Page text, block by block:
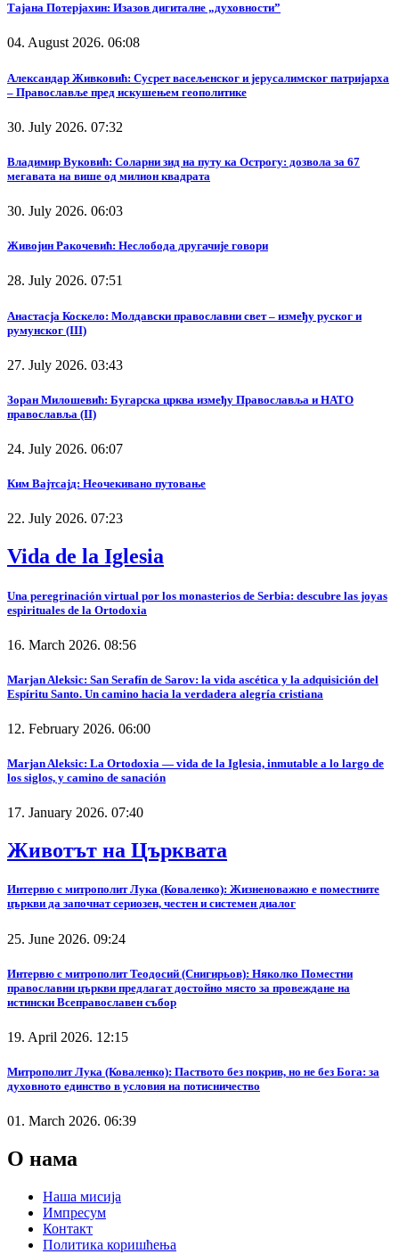
Тајана Потерјахин: Изазов дигиталне „духовности”
04. August 2026. 06:08
Александар Живковић: Сусрет васељенског и јерусалимског патријарха
– Православље пред искушењем геополитике
30. July 2026. 07:32
Владимир Вуковић: Соларни зид на путу ка Острогу: дозвола за 67
мегавата на више од милион квадрата
30. July 2026. 06:03
Живојин Ракочевић: Неслобода другачије говори
28. July 2026. 07:51
Анастасја Коскело: Молдавски православни свет – између руског и
румунског (III)
27. July 2026. 03:43
Зоран Милошевић: Бугарска црква између Православља и НАТО
православља (II)
24. July 2026. 06:07
Ким Вајтсајд: Неочекивано путовање
22. July 2026. 07:23
Vida de la Iglesia
Una peregrinación virtual por los monasterios de Serbia: descubre las joyas
espirituales de la Ortodoxia
16. March 2026. 08:56
Marjan Aleksic: San Serafín de Sarov: la vida ascética y la adquisición del
Espíritu Santo. Un camino hacia la verdadera alegría cristiana
12. February 2026. 06:00
Marjan Aleksic: La Ortodoxia — vida de la Iglesia, inmutable a lo largo de
los siglos, y camino de sanación
17. January 2026. 07:40
Животът на Църквата
Интервю с митрополит Лука (Коваленко): Жизненоважно е поместните
църкви да започнат сериозен, честен и системен диалог
25. June 2026. 09:24
Интервю с митрополит Теодосий (Снигирьов): Няколко Поместни
православни църкви предлагат достойно място за провеждане на
истински Всеправославен събор
19. April 2026. 12:15
Митрополит Лука (Коваленко): Паството без покрив, но не без Бога: за
духовното единство в условия на потисничество
01. March 2026. 06:39
О нама
Наша мисија
Импресум
Контакт
Политика коришћења